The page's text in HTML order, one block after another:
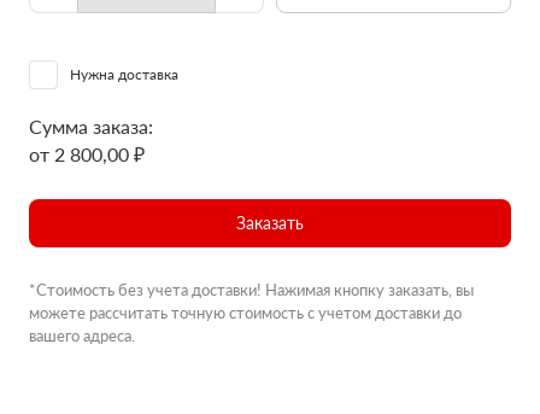
Нужна доставка
Сумма заказа:
от 2 800,00 ₽
Заказать
*Стоимость без учета доставки! Нажимая кнопку заказать, вы
можете рассчитать точную стоимость с учетом доставки до
вашего адреса.